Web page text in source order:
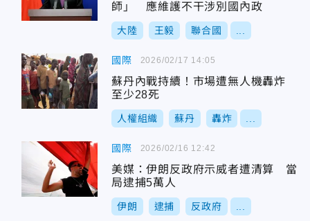
師」 應維護不干涉別國內政
大陸 王毅 聯合國
國際
蘇丹內戰持續！市場遭無人機轟炸
至少28死
人權組織 蘇丹 轟炸
2026/02/17 14:05
國際
美媒：伊朗反政府示威者遭清算 當
局逮捕5萬人
伊朗 逮捕 反政府
2026/02/16 12:42